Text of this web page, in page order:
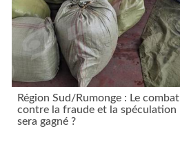
Région Sud/Rumonge : Le combat
contre la fraude et la spéculation
sera gagné ?